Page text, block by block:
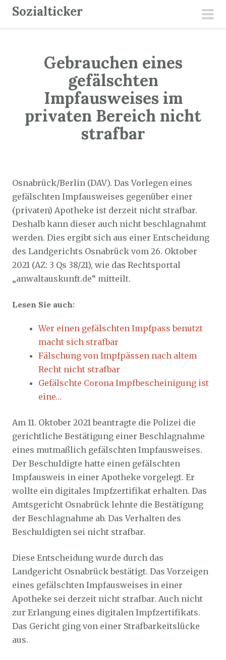
Sozialticker
Gebrauchen eines
gefälschten
Impfausweises im
privaten Bereich nicht
strafbar
Osnabrück/Berlin (DAV). Das Vorlegen eines
gefälschten Impfausweises gegenüber einer
(privaten) Apotheke ist derzeit nicht strafbar.
Deshalb kann dieser auch nicht beschlagnahmt
werden. Dies ergibt sich aus einer Entscheidung
des Landgerichts Osnabrück vom 26. Oktober
2021 (AZ: 3 Qs 38/21), wie das Rechtsportal
„anwaltauskunft.de“ mitteilt.
Lesen Sie auch:
Wer einen gefälschten Impfpass benutzt
macht sich strafbar
Fälschung von Impfpässen nach altem
Recht nicht strafbar
Gefälschte Corona Impfbescheinigung ist
eine…
Am 11. Oktober 2021 beantragte die Polizei die
gerichtliche Bestätigung einer Beschlagnahme
eines mutmaßlich gefälschten Impfausweises.
Der Beschuldigte hatte einen gefälschten
Impfausweis in einer Apotheke vorgelegt. Er
wollte ein digitales Impfzertifikat erhalten. Das
Amtsgericht Osnabrück lehnte die Bestätigung
der Beschlagnahme ab. Das Verhalten des
Beschuldigten sei nicht strafbar.
Diese Entscheidung wurde durch das
Landgericht Osnabrück bestätigt. Das Vorzeigen
eines gefälschten Impfausweises in einer
Apotheke sei derzeit nicht strafbar. Auch nicht
zur Erlangung eines digitalen Impfzertifikats.
Das Gericht ging von einer Strafbarkeitslücke
aus.